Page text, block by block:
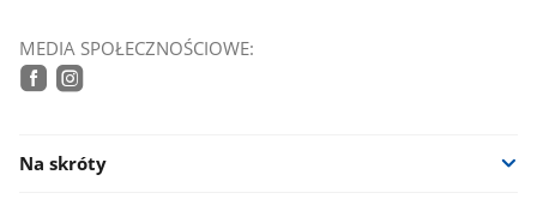
MEDIA SPOŁECZNOŚCIOWE:
Na skróty